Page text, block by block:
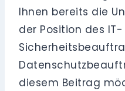
Ihnen bereits die
der Position des IT-
diesem Beitrag